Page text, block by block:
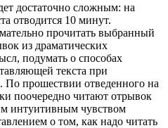
достаточно сложным: на
отводится 10 минут.
прочитать выбранный
из драматических
подумать о способах
текста при
По прошествии отведенного на
поочередно читают отрывок
интуитивным чувством
о том, как надо читать